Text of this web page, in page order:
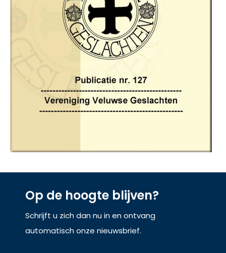
Op de hoogte blijven?
Schrijft u zich dan nu in en ontvang
automatisch onze nieuwsbrief.